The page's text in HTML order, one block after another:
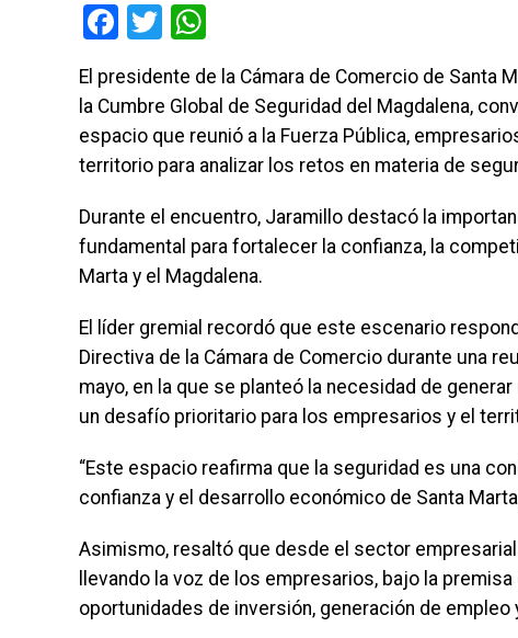
Facebook
Twitter
El presidente de la Cámara de Comercio de Santa
la Cumbre Global de Seguridad del Magdalena,
espacio que reunió a la Fuerza Pública,
territorio para analizar los retos en materia de
Durante el encuentro, Jaramillo destacó la
fundamental para fortalecer la confianza, la
Marta y el Magdalena.
El líder gremial recordó que este escenario
Directiva de la Cámara de Comercio durante una
mayo, en la que se planteó la necesidad de
un desafío prioritario para los empresarios y el
“Este espacio reafirma que la seguridad es una
confianza y el desarrollo económico de Santa
Asimismo, resaltó que desde el sector
llevando la voz de los empresarios, bajo la
oportunidades de inversión, generación de